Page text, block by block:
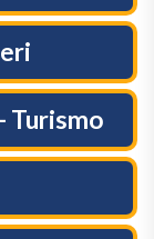
Turismo